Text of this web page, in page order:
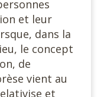
et leur
dans la
le concept
de
vient au
et